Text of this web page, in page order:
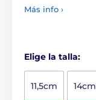
Más info ›
Elige la talla:
11,5cm 14cm